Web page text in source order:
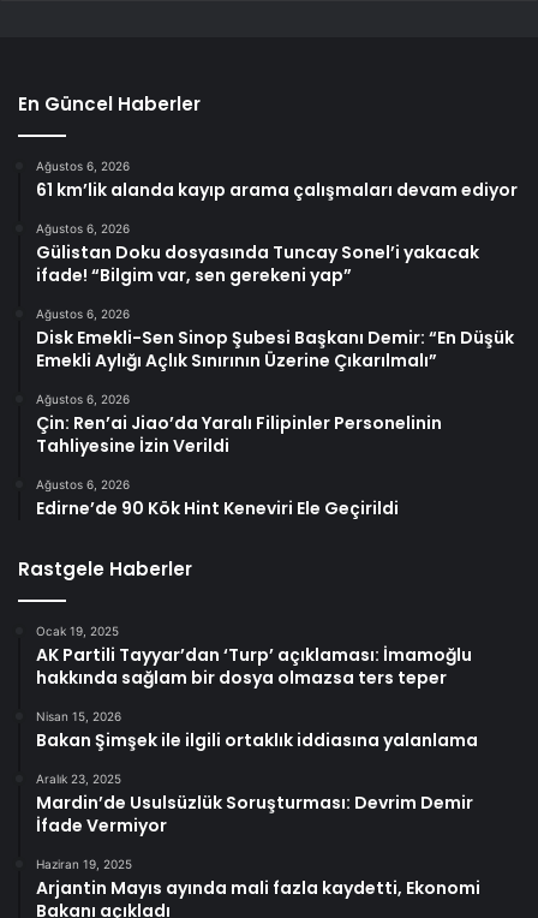
En Güncel Haberler
Ağustos 6, 2026
61 km’lik alanda kayıp arama çalışmaları devam ediyor
Ağustos 6, 2026
Gülistan Doku dosyasında Tuncay Sonel’i yakacak
ifade! “Bilgim var, sen gerekeni yap”
Ağustos 6, 2026
Disk Emekli-Sen Sinop Şubesi Başkanı Demir: “En Düşük
Emekli Aylığı Açlık Sınırının Üzerine Çıkarılmalı”
Ağustos 6, 2026
Çin: Ren’ai Jiao’da Yaralı Filipinler Personelinin
Tahliyesine İzin Verildi
Ağustos 6, 2026
Edirne’de 90 Kök Hint Keneviri Ele Geçirildi
Rastgele Haberler
Ocak 19, 2025
AK Partili Tayyar’dan ‘Turp’ açıklaması: İmamoğlu
hakkında sağlam bir dosya olmazsa ters teper
Nisan 15, 2026
Bakan Şimşek ile ilgili ortaklık iddiasına yalanlama
Aralık 23, 2025
Mardin’de Usulsüzlük Soruşturması: Devrim Demir
İfade Vermiyor
Haziran 19, 2025
Arjantin Mayıs ayında mali fazla kaydetti, Ekonomi
Bakanı açıkladı